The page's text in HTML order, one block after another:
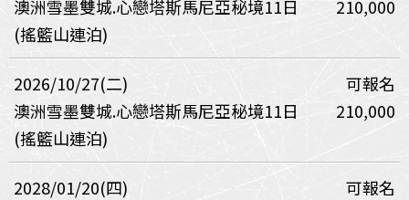
澳洲雪墨雙城.心戀塔斯馬尼亞秘境11日
(搖籃山連泊)
210,000
2026/10/27(二)
可報名
澳洲雪墨雙城.心戀塔斯馬尼亞秘境11日
(搖籃山連泊)
210,000
2028/01/20(四)
可報名